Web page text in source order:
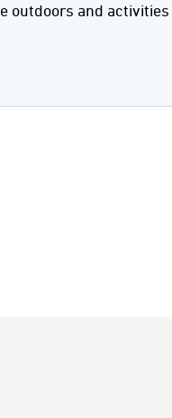
outdoors and